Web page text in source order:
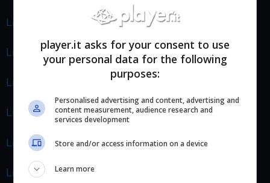
Livello 100
Livello 101
Livello 102
Livello 103
Livello 104
Livello 105
player.it asks for your consent to use
your personal data for the following
purposes:
Personalised advertising and content, advertising and
content measurement, audience research and
services development
Store and/or access information on a device
Learn more